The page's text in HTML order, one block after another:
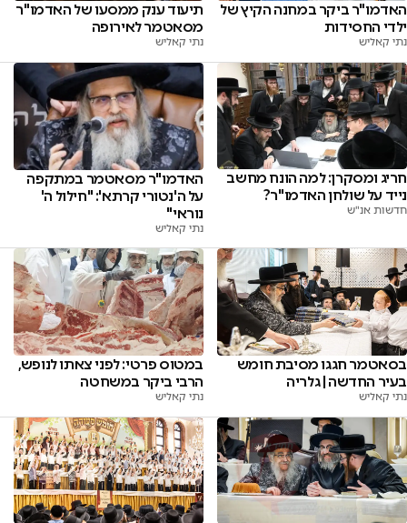
האדמו"ר ביקר במחנה הקיץ של
ילדי החסידות
נתי קאליש
תיעוד ענק ממסעו של האדמו"ר
מסאטמר לאירופה
נתי קאליש
חריג ומסקרן: למה הונח מחשב
נייד על שולחן האדמו"ר?
חדשות אנ"ש
האדמו"ר מסאטמר במתקפה
על ה'נטורי קרתא': "חילול ה'
נוראי"
נתי קאליש
בסאטמר חגגו מסיבת חומש
בעיר החדשה | גלריה
נתי קאליש
במטוס פרטי: לפני צאתו לנופש,
הרבי ביקר במשחטה
נתי קאליש